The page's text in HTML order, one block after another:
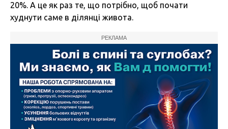
20%. А це як раз те, що потрібно, щоб почати
худнути саме в ділянці живота.
РЕКЛАМА